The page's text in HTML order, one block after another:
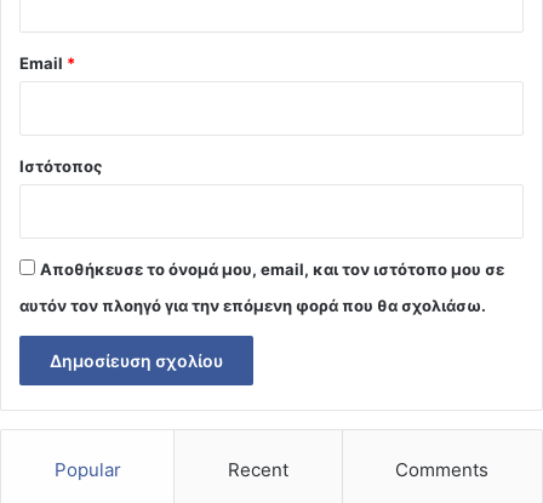
Email *
Ιστότοπος
Αποθήκευσε το όνομά μου, email, και τον ιστότοπο μου σε
αυτόν τον πλοηγό για την επόμενη φορά που θα σχολιάσω.
Popular Recent Comments